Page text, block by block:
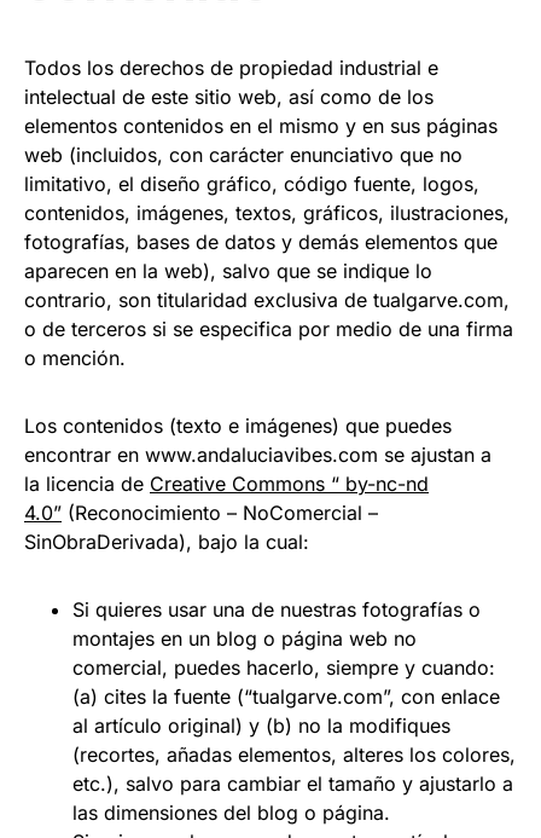
Todos los derechos de propiedad industrial e
intelectual de este sitio web, así como de los
elementos contenidos en el mismo y en sus páginas
web (incluidos, con carácter enunciativo que no
limitativo, el diseño gráfico, código fuente, logos,
contenidos, imágenes, textos, gráficos, ilustraciones,
fotografías, bases de datos y demás elementos que
aparecen en la web), salvo que se indique lo
contrario, son titularidad exclusiva de tualgarve.com,
o de terceros si se especifica por medio de una firma
o mención.
Los contenidos (texto e imágenes) que puedes
encontrar en www.andaluciavibes.com se ajustan a
la licencia de Creative Commons “ by-nc-nd
4.0” (Reconocimiento – NoComercial –
SinObraDerivada), bajo la cual:
Si quieres usar una de nuestras fotografías o
montajes en un blog o página web no
comercial, puedes hacerlo, siempre y cuando:
(a) cites la fuente (“tualgarve.com”, con enlace
al artículo original) y (b) no la modifiques
(recortes, añadas elementos, alteres los colores,
etc.), salvo para cambiar el tamaño y ajustarlo a
las dimensiones del blog o página.